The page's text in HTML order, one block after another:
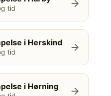
tid arrow_forward
i Herskind
tid arrow_forward
i Hørning arrow_forward